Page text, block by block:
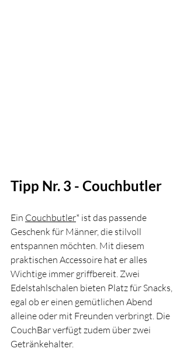
Tipp Nr. 3 - Couchbutler
Ein Couchbutler* ist das passende
Geschenk für Männer, die stilvoll
entspannen möchten. Mit diesem
praktischen Accessoire hat er alles
Wichtige immer griffbereit. Zwei
Edelstahlschalen bieten Platz für Snacks,
egal ob er einen gemütlichen Abend
alleine oder mit Freunden verbringt. Die
CouchBar verfügt zudem über zwei
Getränkehalter.